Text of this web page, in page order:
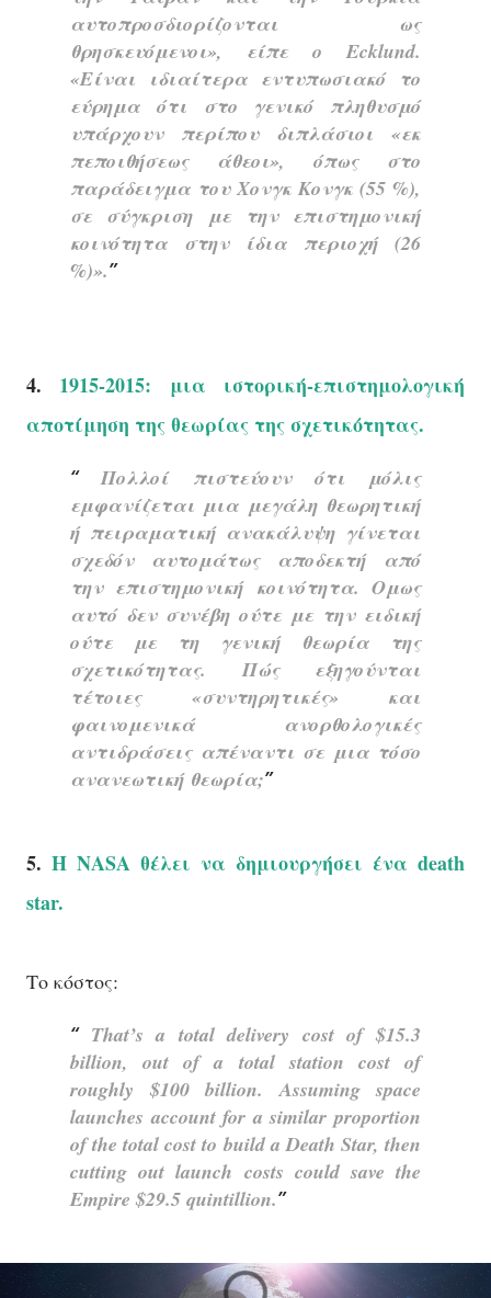
αυτοπροσδιορίζονται ως
θρησκευόμενοι», είπε ο Ecklund.
«Είναι ιδιαίτερα εντυπωσιακό το
εύρημα ότι στο γενικό πληθυσμό
υπάρχουν περίπου διπλάσιοι «εκ
πεποιθήσεως άθεοι», όπως στο
παράδειγμα του Χονγκ Κονγκ (55 %),
σε σύγκριση με την επιστημονική
κοινότητα στην ίδια περιοχή (26
%)».
4. 1915-2015: μια ιστορική-επιστημολογική
αποτίμηση της θεωρίας της σχετικότητας.
Πολλοί πιστεύουν ότι μόλις
εμφανίζεται μια μεγάλη θεωρητική
ή πειραματική ανακάλυψη γίνεται
σχεδόν αυτομάτως αποδεκτή από
την επιστημονική κοινότητα. Ομως
αυτό δεν συνέβη ούτε με την ειδική
ούτε με τη γενική θεωρία της
σχετικότητας. Πώς εξηγούνται
τέτοιες «συντηρητικές» και
φαινομενικά ανορθολογικές
αντιδράσεις απέναντι σε μια τόσο
ανανεωτική θεωρία;
5. Η NASA θέλει να δημιουργήσει ένα death
star.
Το κόστος:
That’s a total delivery cost of $15.3
billion, out of a total station cost of
roughly $100 billion. Assuming space
launches account for a similar proportion
of the total cost to build a Death Star, then
cutting out launch costs could save the
Empire $29.5 quintillion.